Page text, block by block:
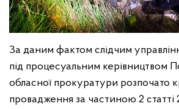
За даним фактом слідчим
під процесуальним керівництвом
обласної прокуратури розпочато
провадження за частиною 2